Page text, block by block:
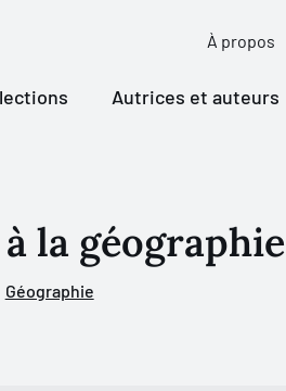
À propos
Autrices et auteurs
la
Géographie